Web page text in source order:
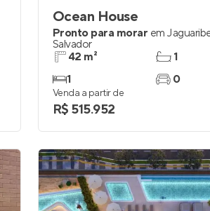
Ocean House
Pronto para morar em
Salvador
42 m²
1
1
0
Venda a partir de
R$ 515.952